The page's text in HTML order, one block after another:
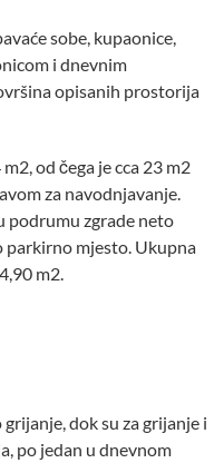
sobe, kupaonice,
i dnevnim
opisanih prostorija
od čega je cca 23 m2
za navodnjavanje.
podrumu zgrade neto
parkirno mjesto. Ukupna
m2.
dok su za grijanje i
po jedan u dnevnom